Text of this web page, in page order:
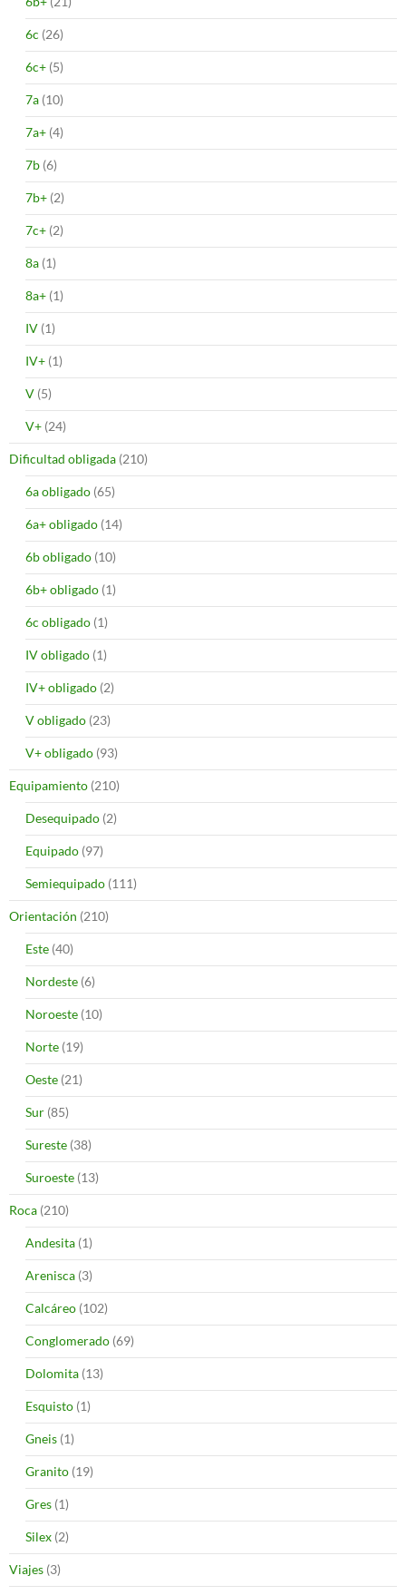
6c (26)
6c+ (5)
7a (10)
7a+ (4)
7b (6)
7b+ (2)
7c+ (2)
8a (1)
8a+ (1)
IV (1)
IV+ (1)
V (5)
V+ (24)
Dificultad obligada (210)
6a obligado (65)
6a+ obligado (14)
6b obligado (10)
6b+ obligado (1)
6c obligado (1)
IV obligado (1)
IV+ obligado (2)
V obligado (23)
V+ obligado (93)
Equipamiento (210)
Desequipado (2)
Equipado (97)
Semiequipado (111)
Orientación (210)
Este (40)
Nordeste (6)
Noroeste (10)
Norte (19)
Oeste (21)
Sur (85)
Sureste (38)
Suroeste (13)
Roca (210)
Andesita (1)
Arenisca (3)
Calcáreo (102)
Conglomerado (69)
Dolomita (13)
Esquisto (1)
Gneis (1)
Granito (19)
Gres (1)
Silex (2)
Viajes (3)